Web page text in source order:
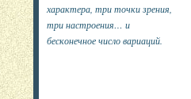
характера, три точки зрения,
три настроения… и
бесконечное число вариаций.